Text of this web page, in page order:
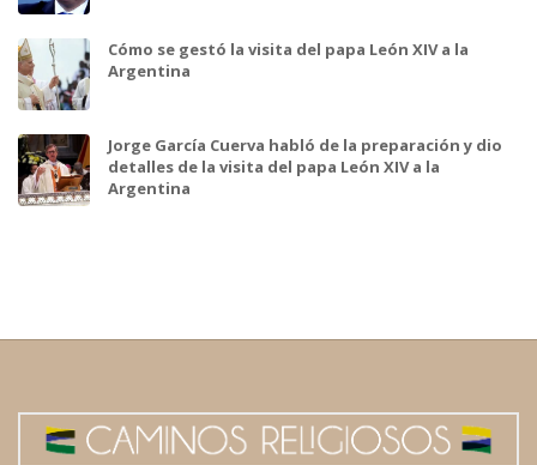
Cómo se gestó la visita del papa León XIV a la
Argentina
Jorge García Cuerva habló de la preparación y dio
detalles de la visita del papa León XIV a la
Argentina